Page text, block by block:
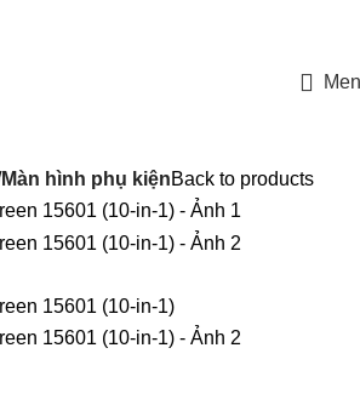
Màn hình phụ kiệnBack to products